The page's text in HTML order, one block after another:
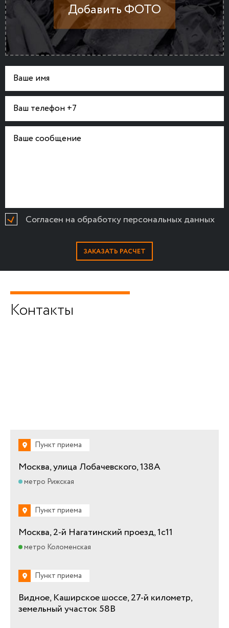
Согласен на обработку персональных данных
Контакты
Пункт приема
Москва, улица Лобачевского, 138А
метро Рижская
Пункт приема
Москва, 2-й Нагатинский проезд, 1с11
метро Коломенская
Пункт приема
Видное, Каширское шоссе, 27-й километр,
земельный участок 58В